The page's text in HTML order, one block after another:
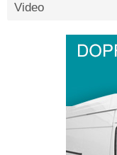
Video